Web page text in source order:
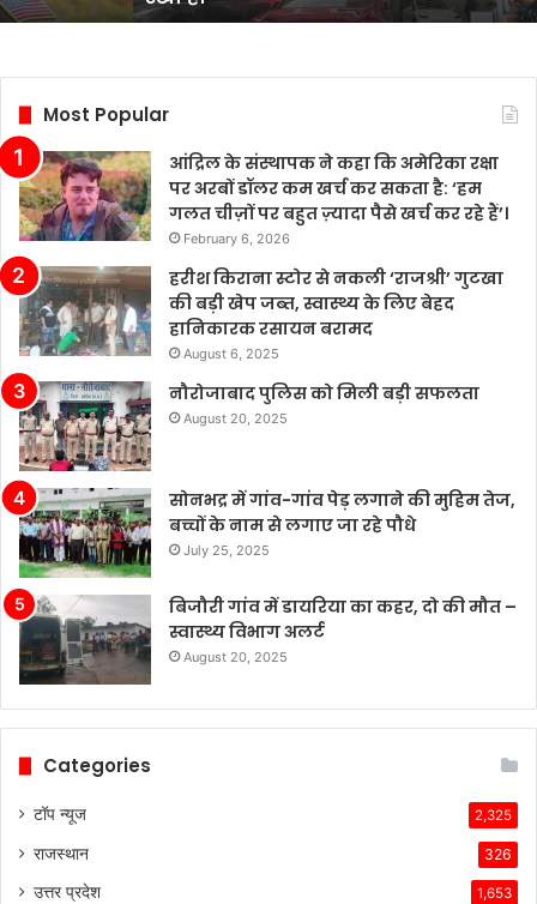
स्थिति
रखी
हालांकि
उद्योग
में
कई
चुनौतियाँ
हैं।
चीन
के
बढ़ते
में
टेस्ला
की
बिक्री
लगातार
मजबूत
बनी
हुई
है,
जबकि
अन्य
कंपनियां
समस्याओं
का
सामना
Most Popular
आंद्रिल के संस्थापक ने कहा कि अमेरिका रक्षा
पर अरबों डॉलर कम खर्च कर सकता है: ‘हम
गलत चीज़ों पर बहुत ज़्यादा पैसे खर्च कर रहे हैं’।
February 6, 2026
हरीश किराना स्टोर से नकली ‘राजश्री’ गुटखा
की बड़ी खेप जब्त, स्वास्थ्य के लिए बेहद
हानिकारक रसायन बरामद
August 6, 2025
नौरोजाबाद पुलिस को मिली बड़ी सफलता
August 20, 2025
सोनभद्र में गांव-गांव पेड़ लगाने की मुहिम तेज,
बच्चों के नाम से लगाए जा रहे पौधे
July 25, 2025
बिजौरी गांव में डायरिया का कहर, दो की मौत –
स्वास्थ्य विभाग अलर्ट
August 20, 2025
Categories
टॉप न्यूज 2,325
राजस्थान 326
उत्तर प्रदेश 1,653